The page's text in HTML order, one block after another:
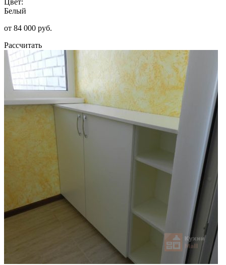
Белый
от 84 000 руб.
Рассчитать